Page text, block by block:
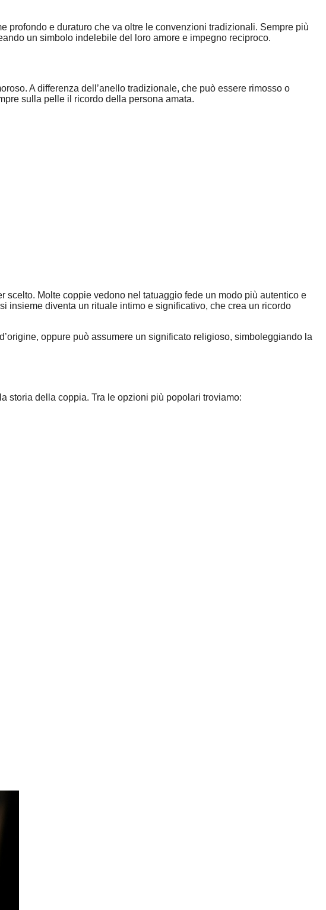
profondo e duraturo che va oltre le convenzioni tradizionali. Sempre più
un simbolo indelebile del loro amore e impegno reciproco.
A differenza dell’anello tradizionale, che può essere rimosso o
sulla pelle il ricordo della persona amata.
scelto. Molte coppie vedono nel tatuaggio fede un modo più autentico e
insieme diventa un rituale intimo e significativo, che crea un ricordo
oppure può assumere un significato religioso, simboleggiando la
storia della coppia. Tra le opzioni più popolari troviamo: